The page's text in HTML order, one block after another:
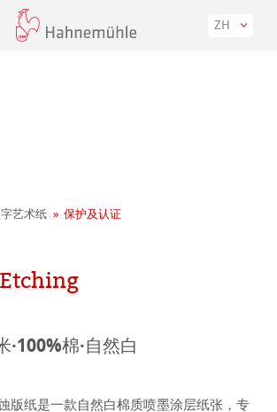
ZH
艺术纸 保护及认证
棉·自然白
版纸是一款自然白棉质喷墨涂层纸张，专